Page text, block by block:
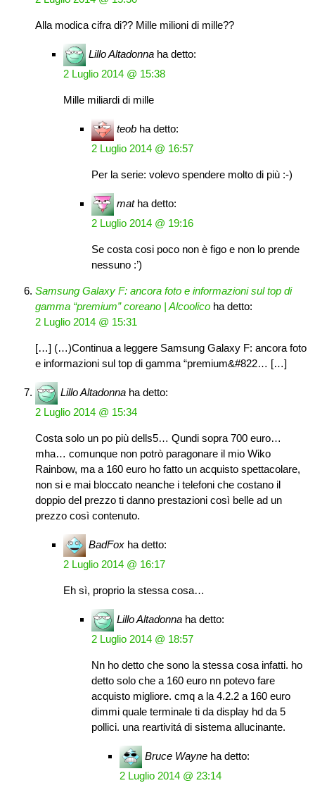
Alla modica cifra di?? Mille milioni di mille??
Lillo Altadonna ha detto:
2 Luglio 2014 @ 15:38
Mille miliardi di mille
teob ha detto:
2 Luglio 2014 @ 16:57
Per la serie: volevo spendere molto di più :-)
mat ha detto:
2 Luglio 2014 @ 19:16
Se costa cosi poco non è figo e non lo prende
nessuno :’)
Samsung Galaxy F: ancora foto e informazioni sul top di
gamma “premium” coreano | Alcoolico ha detto:
2 Luglio 2014 @ 15:31
[…] (…)Continua a leggere Samsung Galaxy F: ancora foto
e informazioni sul top di gamma “premium&#822… […]
Lillo Altadonna ha detto:
2 Luglio 2014 @ 15:34
Costa solo un po più dells5… Qundi sopra 700 euro…
mha… comunque non potrò paragonare il mio Wiko
Rainbow, ma a 160 euro ho fatto un acquisto spettacolare,
non si e mai bloccato neanche i telefoni che costano il
doppio del prezzo ti danno prestazioni così belle ad un
prezzo così contenuto.
BadFox ha detto:
2 Luglio 2014 @ 16:17
Eh sì, proprio la stessa cosa…
Lillo Altadonna ha detto:
2 Luglio 2014 @ 18:57
Nn ho detto che sono la stessa cosa infatti. ho
detto solo che a 160 euro nn potevo fare
acquisto migliore. cmq a la 4.2.2 a 160 euro
dimmi quale terminale ti da display hd da 5
pollici. una reartivitá di sistema allucinante.
Bruce Wayne ha detto:
2 Luglio 2014 @ 23:14